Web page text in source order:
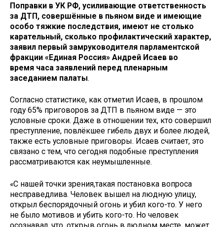
Поправки в УК РФ, усиливающие ответственность
за ДТП, совершённые в пьяном виде и имеющие
особо тяжкие последствия, имеют не столько
карательный, сколько профилактический характер,
заявил первый замруководителя парламентской
фракции «Единая Россия» Андрей Исаев во
время часа заявлений перед пленарным
заседанием палаты.
Согласно статистике, как отметил Исаев, в прошлом
году 65% приговоров за ДТП в пьяном виде — это
условные сроки. Даже в отношении тех, кто совершил
преступление, повлёкшее гибель двух и более людей,
также есть условные приговоры. Исаев считает, это
связано с тем, что сегодня подобные преступления
рассматриваются как неумышленные.
«С нашей точки зрения,такая постановка вопроса
несправедлива. Человек вышел на людную улицу,
открыл беспорядочный огонь и убил кого-то. У него
не было мотивов и убить кого-то. Но человек